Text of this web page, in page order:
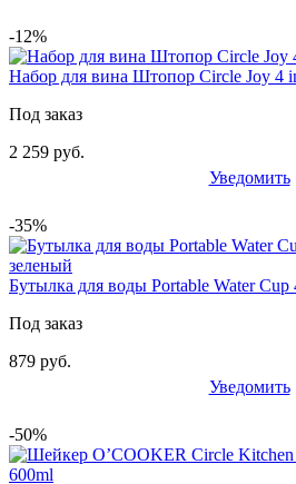
-12%
Набор для вина Штопор Circle Joy 4
Под заказ
2 259 руб.
Уведомить
-35%
Бутылка для воды Portable Water
Под заказ
879 руб.
Уведомить
-50%